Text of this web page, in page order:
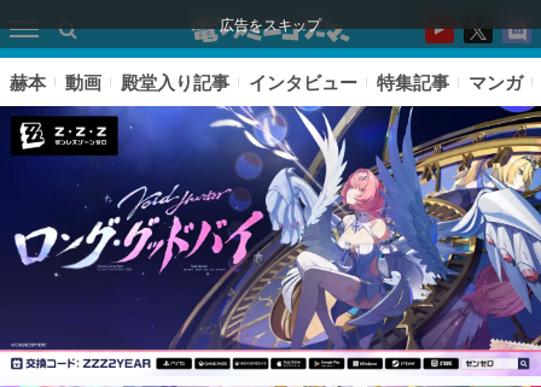
広告をスキップ
赫本 動画 殿堂入り記事 インタビュー 特集記事 マンガ